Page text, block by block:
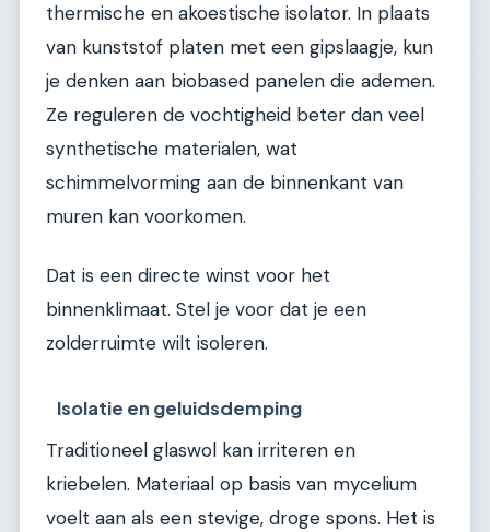
thermische en akoestische isolator. In plaats
van kunststof platen met een gipslaagje, kun
je denken aan biobased panelen die ademen.
Ze reguleren de vochtigheid beter dan veel
synthetische materialen, wat
schimmelvorming aan de binnenkant van
muren kan voorkomen.
Dat is een directe winst voor het
binnenklimaat. Stel je voor dat je een
zolderruimte wilt isoleren.
Isolatie en geluidsdemping
Traditioneel glaswol kan irriteren en
kriebelen. Materiaal op basis van mycelium
voelt aan als een stevige, droge spons. Het is